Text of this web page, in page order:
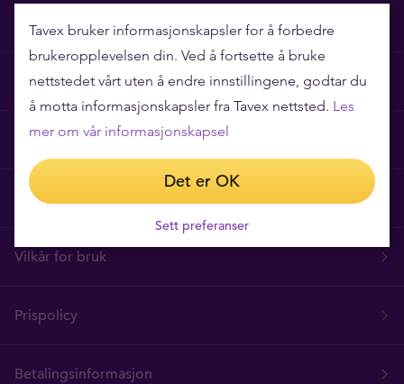
Hvorfor Tavex?
Ofte stilte spørsmål
Tavex Privacy and Cookies Policy
Vilkår for bruk
Prispolicy
Betalingsinformasjon
Tavex bruker informasjonskapsler for å forbedre
brukeropplevelsen din. Ved å fortsette å bruke
nettstedet vårt uten å endre innstillingene, godtar du
å motta informasjonskapsler fra Tavex nettsted. Les
mer om vår informasjonskapsel
Det er OK
Sett preferanser